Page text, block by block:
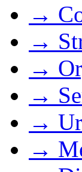
→
→
→
→
→
→